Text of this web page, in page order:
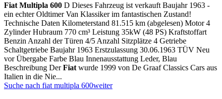
Fiat Multipla 600 D Dieses Fahrzeug ist verkauft Baujahr 1963 -
ein echter Oldtimer Van Klassiker im fantastischen Zustand!
Technische Daten Kilometerstand 81.515 km (abgelesen) Motor 4
Zylinder Hubraum 770 cm³ Leistung 35kW (48 PS) Kraftstoffart
Benzin Anzahl der Türen 4/5 Anzahl Sitzplätze 4 Getriebe
Schaltgetriebe Baujahr 1963 Erstzulassung 30.06.1963 TÜV Neu
vor Übergabe Farbe Blau Innenausstattung Leder, Blau
Beschreibung DerFiat wurde 1999 von De Graaf Classics Cars aus
Italien in die Nie...
Suche nach fiat multipla 600weiter